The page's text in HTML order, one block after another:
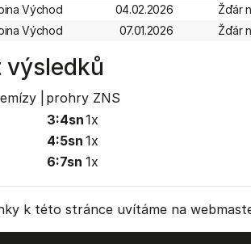
Východ
04.02.2026 Žďár
Východ
07.01.2026 Žďár
výsledků
|
prohry ZNS
3:4sn1x
4:5sn 1x
6:7sn 1x
k této stránce uvítáme na